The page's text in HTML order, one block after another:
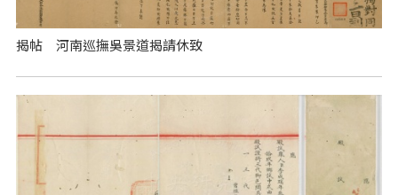
揭帖 河南巡撫吳景道揭請休致